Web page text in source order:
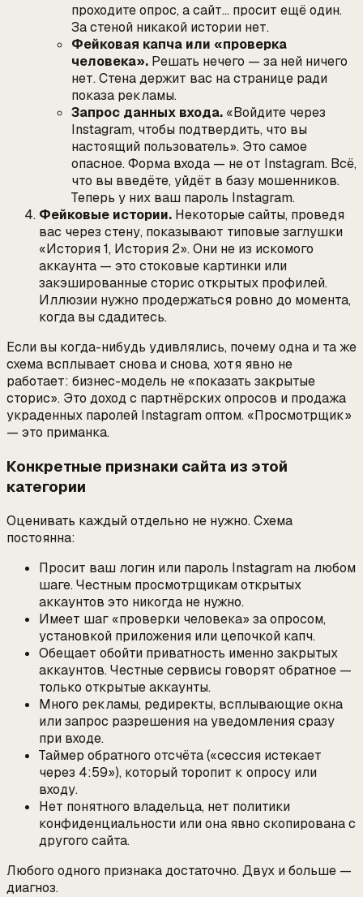
проходите опрос, а сайт… просит ещё один.
За стеной никакой истории нет.
Фейковая капча или «проверка
человека». Решать нечего — за ней ничего
нет. Стена держит вас на странице ради
показа рекламы.
Запрос данных входа. «Войдите через
Instagram, чтобы подтвердить, что вы
настоящий пользователь». Это самое
опасное. Форма входа — не от Instagram. Всё,
что вы введёте, уйдёт в базу мошенников.
Теперь у них ваш пароль Instagram.
Фейковые истории. Некоторые сайты, проведя
вас через стену, показывают типовые заглушки
«История 1, История 2». Они не из искомого
аккаунта — это стоковые картинки или
закэшированные сторис открытых профилей.
Иллюзии нужно продержаться ровно до момента,
когда вы сдадитесь.
Если вы когда-нибудь удивлялись, почему одна и та же
схема всплывает снова и снова, хотя явно не
работает: бизнес-модель не «показать закрытые
сторис». Это доход с партнёрских опросов и продажа
украденных паролей Instagram оптом. «Просмотрщик»
— это приманка.
Конкретные признаки сайта из этой
категории
Оценивать каждый отдельно не нужно. Схема
постоянна:
Просит ваш логин или пароль Instagram на любом
шаге. Честным просмотрщикамоткрытых
аккаунтов это никогда не нужно.
Имеет шаг «проверки человека» за опросом,
установкой приложения или цепочкой капч.
Обещает обойти приватность именно закрытых
аккаунтов. Честные сервисы говорят обратное —
только открытые аккаунты.
Много рекламы, редиректы, всплывающие окна
или запрос разрешения на уведомления сразу
при входе.
Таймер обратного отсчёта («сессия истекает
через 4:59»), который торопит к опросу или
входу.
Нет понятного владельца, нет политики
конфиденциальности или она явно скопирована с
другого сайта.
Любого одного признака достаточно. Двух и больше —
диагноз.